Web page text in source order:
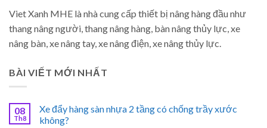
Viet Xanh MHE là nhà cung cấp thiết bị nâng hàng đầu như
thang nâng người, thang nâng hàng, bàn nâng thủy lực, xe
nâng bàn, xe nâng tay, xe nâng điện, xe nâng thủy lực.
BÀI VIẾT MỚI NHẤT
08
Th8
Xe đẩy hàng sàn nhựa 2 tầng có chống trầy xước
không?